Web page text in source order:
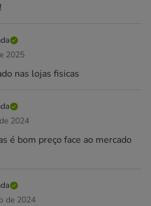
2025
nas lojas fisicas
2024
é bom preço face ao mercado
de 2024